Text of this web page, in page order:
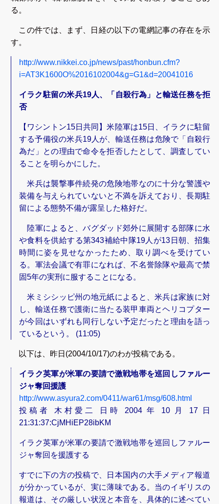
る。
この件では、まず、日経の以下の電網記事の存在を示
す。
http://www.nikkei.co.jp/news/past/honbun.cfm?
i=AT3K1600O%2016102004&g=G1&d=20041016
イラク駐留の米兵19人、「自殺行為」と輸送任務を拒
否
【ワシントン15日共同】米陸軍は15日、イラクに駐留
する予備役の米兵19人が、輸送任務は危険で「自殺行
為だ」との理由で命令を拒否したとして、調査してい
ることを明らかにした。
米兵は襲撃事件続発の危険地帯なのに十分な警護や
装備を与えられていないと不満を訴えており、長期駐
留による態勢不備が露呈した格好だ。
陸軍によると、バグダッド郊外に展開する部隊に水
や食料を供給する第343補給中隊19人が13日朝、招集
時間に姿を見せなかったため、取り調べを受けてい
る。軍法会議で有罪になれば、不名誉除隊や最高で禁
固5年の実刑に服することになる。
米ミシシッピ州の地元紙によると、米兵は家族に対
し、輸送任務で護衛に当たる装甲車両とヘリコプター
が今回はいずれも同行しない予定だったと理由を語っ
ているという。 (11:05)
以下は、昨日(2004/10/17)のわが投稿である。
イラク英軍が米軍の要請で激戦地帯を巡回しファルー
ジャ奪回援護
http://www.asyura2.com/0411/war61/msg/608.html
投稿者 木村愛二 日時 2004 年 10 月 17 日
21:31:37:CjMHiEP28ibKM
イラク英軍が米軍の要請で激戦地帯を巡回しファルー
ジャ奪回を援護する
すでに下の方の投稿で、日本国内の大手メディア報道
が分かっているが、実に薄味である。当のイギリスの
報道は、その厳しい状況と本音を、具体的に述べてい